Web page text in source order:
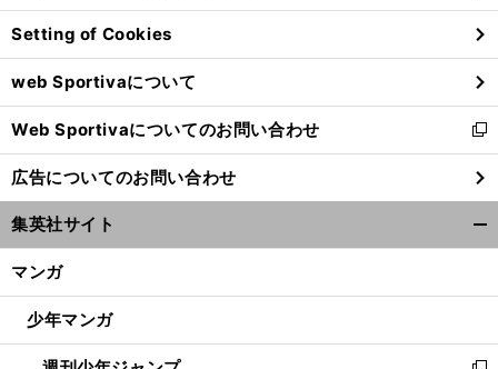
ン
ド
ウ
で
開
く
Setting of Cookies
web Sportivaについて
Web Sportivaについてのお問い合わせ
新
し
い
ウ
ィ
ン
ウ
開
広告についてのお問い合わせ
集英社サイト
マンガ
少年マンガ